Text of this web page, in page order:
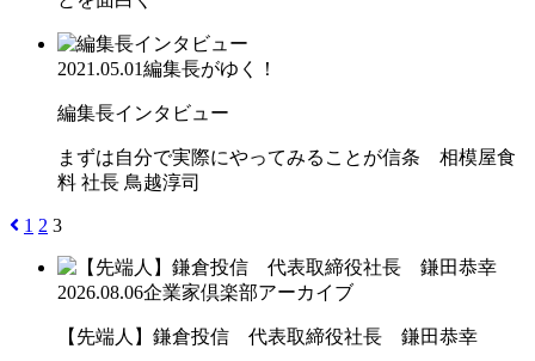
2021.05.01編集長がゆく！
編集長インタビュー
まずは自分で実際にやってみることが信条 相模屋食
料 社長 鳥越淳司
1 2 3
2026.08.06企業家倶楽部アーカイブ
【先端人】鎌倉投信 代表取締役社長 鎌田恭幸